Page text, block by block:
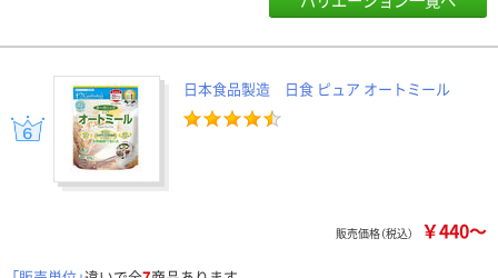
日本食品製造 日食 ピュア オートミール
販売価格（税込） ￥440～